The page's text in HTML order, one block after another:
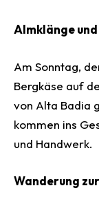
Almklänge
Am Sonntag,
Bergkäse auf
von Alta Badia
kommen ins
und Handwerk.
Wanderung